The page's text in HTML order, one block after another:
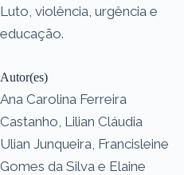
Luto, violência, urgência e
educação.
Autor(es)
Ana Carolina Ferreira
Castanho, Lilian Cláudia
Ulian Junqueira, Francisleine
Gomes da Silva e Elaine